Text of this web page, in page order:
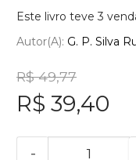
Este livro teve 3
Autor(a): G. P. Silva
R$ 49,77
R$ 39,40
-